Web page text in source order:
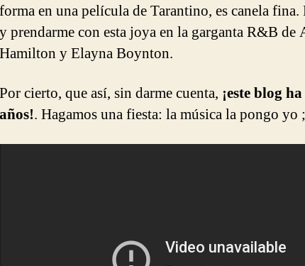
forma en una película de Tarantino, es canela fina.
y prendarme con esta joya en la garganta R&B de
Hamilton y Elayna Boynton.
Por cierto, que así, sin darme cuenta, ¡este blog
años!. Hagamos una fiesta: la música la pongo yo